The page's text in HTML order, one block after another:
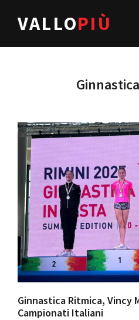
VALLOPIÙ
Ginnastica Ritmica, Vincy
Campionati Italiani